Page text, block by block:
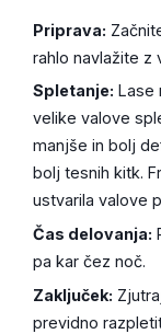
Priprava:
rahlo navlažite z
Spletanje: Lase
velike valove
manjše in bolj
bolj tesnih kitk.
ustvarila valove
Čas delovanja:
pa kar čez noč.
Zaključek:
previdno